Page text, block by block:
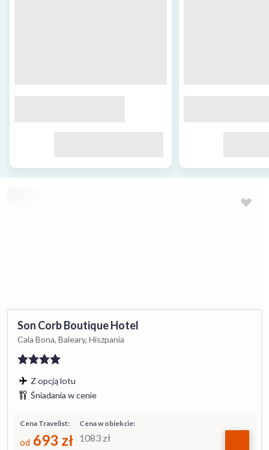
Son Corb Boutique Hotel
Cala Bona, Baleary, Hiszpania
Z opcją lotu
Śniadania w cenie
Cena w obiekcie:
1083 zł
Cena Travelist:
od 693 zł